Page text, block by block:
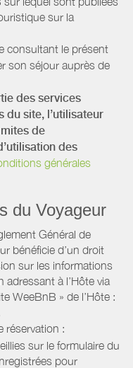
sur la
consultant le présent
son séjour auprès de
des services
du site, l’utilisateur
de
des
générales
du Voyageur
Général de
bénéficie d’un droit
sur les informations
adressant à l’Hôte via
WeeBnB » de l’Hôte :
réservation :
sur le formulaire du
pour